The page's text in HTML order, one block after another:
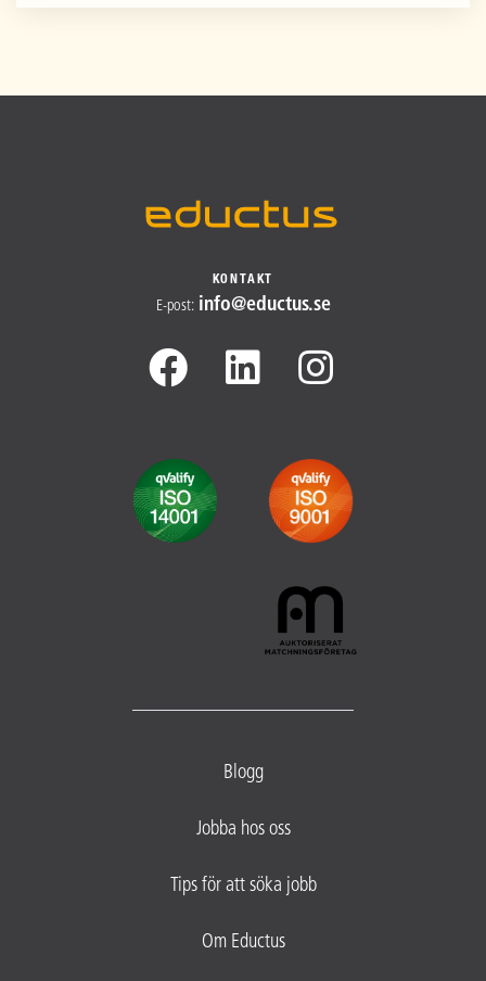
KONTAKT
E-post: info@​eductus.se
Blogg
Jobba hos oss
Tips för att söka jobb
Om Eductus